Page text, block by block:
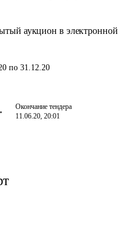
аукцион в электронной
по 31.12.20
Окончание тендера
11.06.20, 20:01